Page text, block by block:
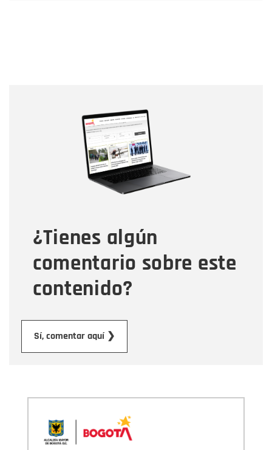
¿Tienes algún
comentario sobre este
contenido?
Sí, comentar aquí ❯
Correo electrónico
Tipo de comentario
Mensaje